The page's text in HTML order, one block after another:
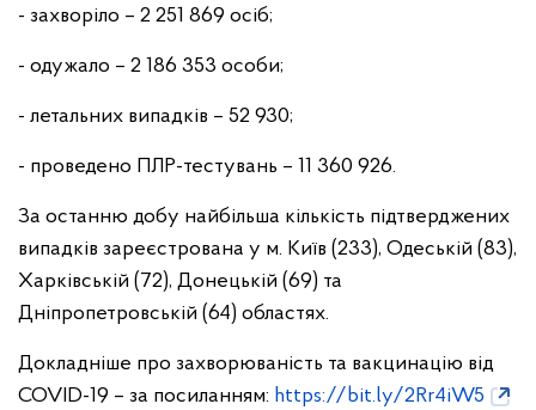
- захворіло – 2 251 869 осіб;
- одужало – 2 186 353 особи;
- летальних випадків – 52 930;
- проведено ПЛР-тестувань – 11 360 926.
За останню добу найбільша кількість підтверджених
випадків зареєстрована у м. Київ (233), Одеській (83),
Харківській (72), Донецькій (69) та
Дніпропетровській (64) областях.
Докладніше про захворюваність та вакцинацію від
COVID-19 – за посиланням: https://bit.ly/2Rr4iW5